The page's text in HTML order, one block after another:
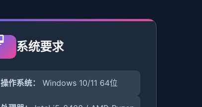
系统要求
操作系统： Windows 10/11 64位